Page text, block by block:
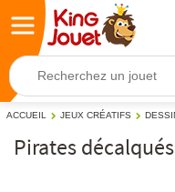
ACCUEIL JEUX CRÉATIFS
Pirates décalqués